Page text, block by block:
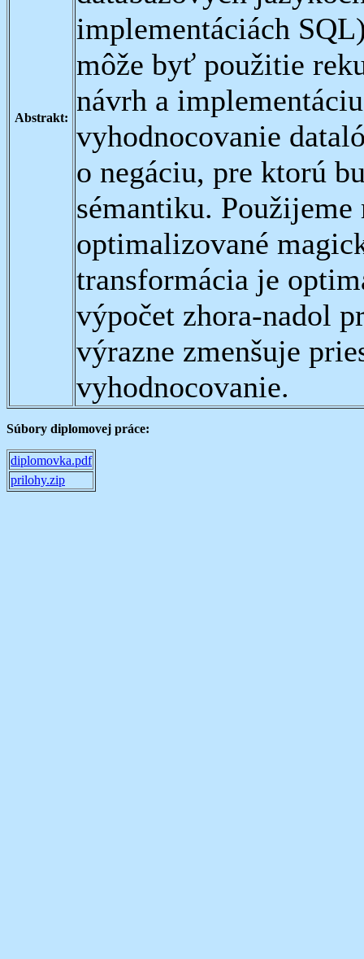
Abstrakt:
implementáciách
môže byť použitie
návrh a
vyhodnocovanie
o negáciu, pre ktorú
sémantiku.
optimalizované
transformácia je
výpočet zhora-nadol
výrazne zmenšuje
vyhodnocovanie.
Súbory diplomovej práce:
diplomovka.pdf
prilohy.zip